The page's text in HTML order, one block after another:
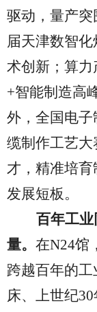
驱动，量产突
届天津数智
术创新；算
+智能制造高
外，全国电
缆制作工艺
才，精准培
发展短板。
百年工
量。 在N24馆
跨越百年的
床、上世纪